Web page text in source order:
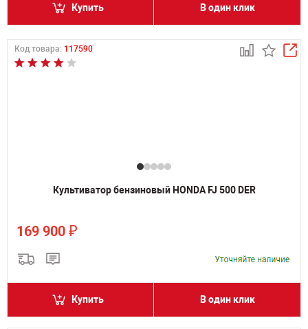
Купить В один клик
Код товара: 117590
Культиватор бензиновый HONDA FJ 500 DER
169 900 ₽
Купить В один клик